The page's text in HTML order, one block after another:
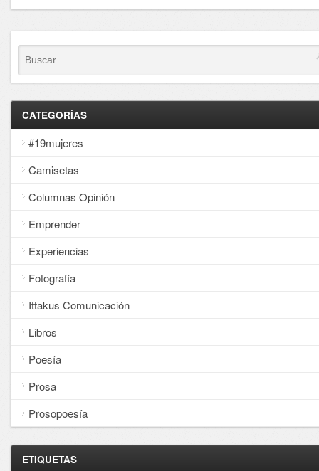
CATEGORÍAS
#19mujeres
Camisetas
Columnas Opinión
Emprender
Experiencias
Fotografía
Ittakus Comunicación
Libros
Poesía
Prosa
Prosopoesía
ETIQUETAS